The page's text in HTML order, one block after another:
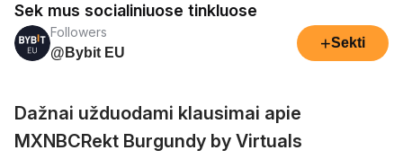
Sek mus socialiniuose tinkluose
Followers
@Bybit EU
+Sekti
Dažnai užduodami klausimai apie
MXNBCRekt Burgundy by Virtuals